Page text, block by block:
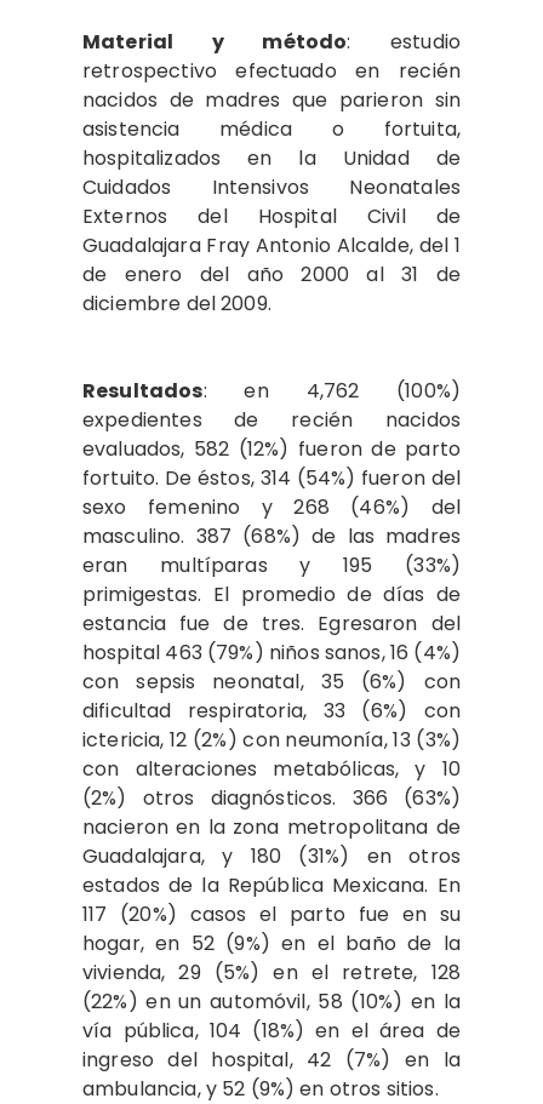
Material y método: estudio
retrospectivo efectuado en recién
nacidos de madres que parieron sin
asistencia médica o fortuita,
hospitalizados en la Unidad de
Cuidados Intensivos Neonatales
Externos del Hospital Civil de
Guadalajara Fray Antonio Alcalde, del 1
de enero del año 2000 al 31 de
diciembre del 2009.
Resultados: en 4,762 (100%)
expedientes de recién nacidos
evaluados, 582 (12%) fueron de parto
fortuito. De éstos, 314 (54%) fueron del
sexo femenino y 268 (46%) del
masculino. 387 (68%) de las madres
eran multíparas y 195 (33%)
primigestas. El promedio de días de
estancia fue de tres. Egresaron del
hospital 463 (79%) niños sanos, 16 (4%)
con sepsis neonatal, 35 (6%) con
dificultad respiratoria, 33 (6%) con
ictericia, 12 (2%) con neumonía, 13 (3%)
con alteraciones metabólicas, y 10
(2%) otros diagnósticos. 366 (63%)
nacieron en la zona metropolitana de
Guadalajara, y 180 (31%) en otros
estados de la República Mexicana. En
117 (20%) casos el parto fue en su
hogar, en 52 (9%) en el baño de la
vivienda, 29 (5%) en el retrete, 128
(22%) en un automóvil, 58 (10%) en la
vía pública, 104 (18%) en el área de
ingreso del hospital, 42 (7%) en la
ambulancia, y 52 (9%) en otros sitios.